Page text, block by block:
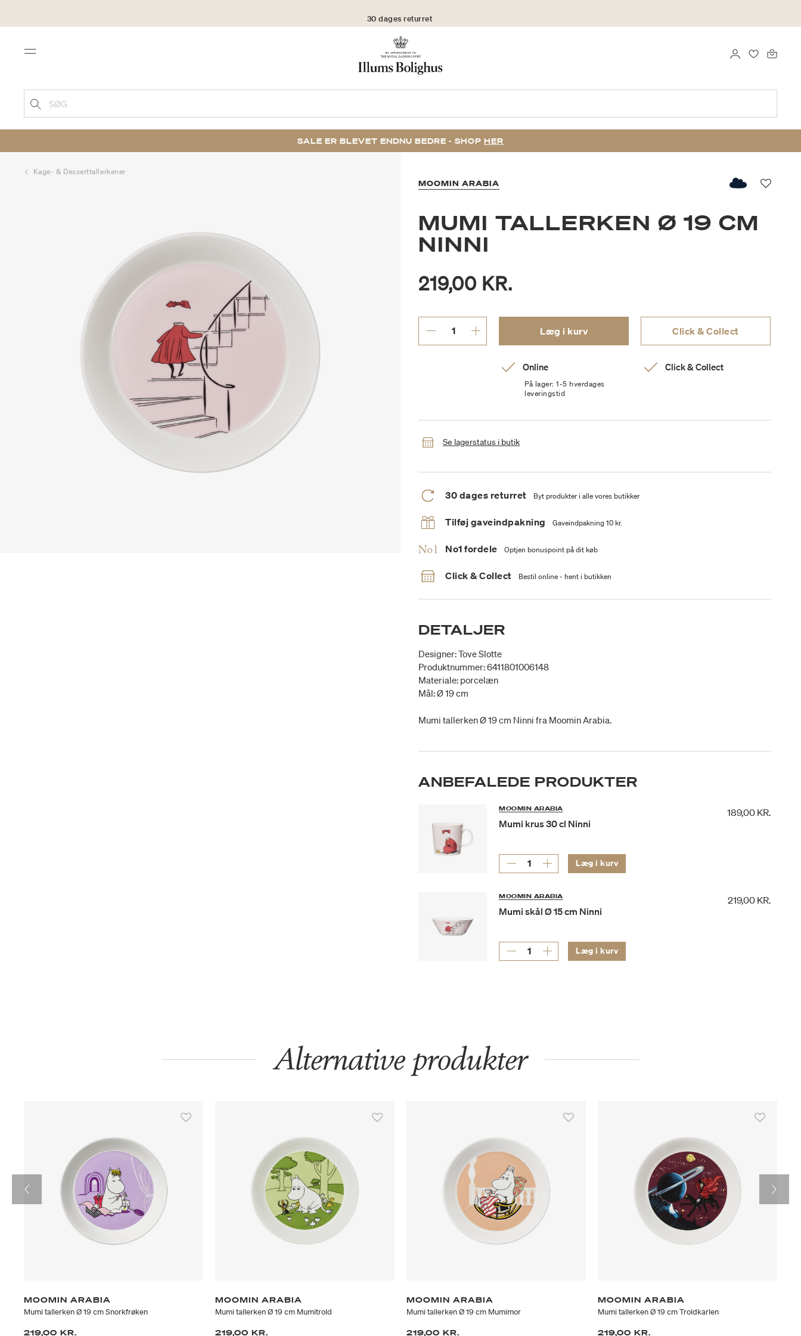
Menu LOG IND
SØG
SALE ER BLEVET ENDNU BEDRE - SHOP HER
Kage- & Desserttallerkener
MOOMIN ARABIA
MUMI TALLERKEN Ø 19 CM
NINNI
219,00 KR.
Læg i kurv Click & Collect
Online
På lager: 1-5 hverdages
leveringstid
Click & Collect
Se lagerstatus i butik
30 dages returret Byt produkter i alle vores butikker
Tilføj gaveindpakning Gaveindpakning 10 kr.
No1 fordele Optjen bonuspoint på dit køb
Click & Collect Bestil online - hent i butikken
DETALJER
Designer: Tove Slotte
Produktnummer: 6411801006148
Materiale: porcelæn
Mål: Ø 19 cm
Mumi tallerken Ø 19 cm Ninni fra Moomin Arabia.
ANBEFALEDE PRODUKTER
MOOMIN ARABIA
Mumi krus 30 cl Ninni
189,00 KR.
Læg i kurv
MOOMIN ARABIA
Mumi skål Ø 15 cm Ninni
219,00 KR.
Læg i kurv
Alternative produkter
MOOMIN ARABIA
Mumi tallerken Ø 19 cm Snorkfrøken
219,00 KR.
MOOMIN ARABIA
Mumi tallerken Ø 19 cm Mumitrold
219,00 KR.
MOOMIN ARABIA
Mumi tallerken Ø 19 cm Mumimor
219,00 KR.
MOOMIN ARABIA
Mumi tallerken Ø 19 cm Troldkarlen
219,00 KR.